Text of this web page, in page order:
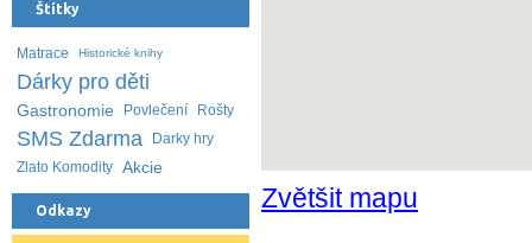
Zvětšit mapu
Štítky
Matrace Historické knihy
Dárky pro děti
Gastronomie Povlečení Rošty
SMS Zdarma
Darky hry
Zlato Komodity Akcie
Odkazy